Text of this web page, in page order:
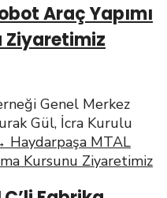
Araç Yapımı
Ziyaretimiz
Genel Merkez
Gül, İcra Kurulu
Haydarpaşa MTAL
Kursunu Ziyaretimiz